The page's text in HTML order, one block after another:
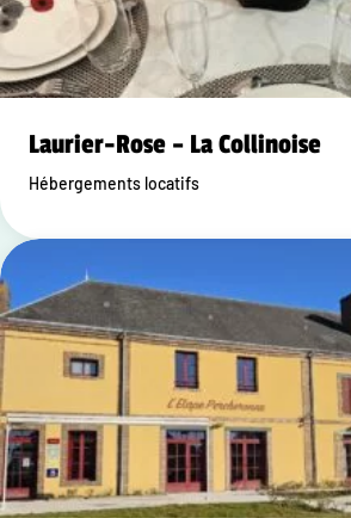
Laurier-Rose – La Collinoise
Hébergements locatifs